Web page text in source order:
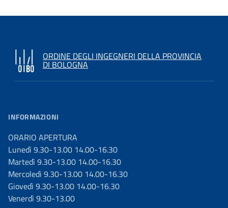
ORDINE DEGLI INGEGNERI DELLA PROVINCIA
DI BOLOGNA
INFORMAZIONI
ORARIO APERTURA
Lunedì 9.30-13.00 14.00-16.30
Martedì 9.30-13.00 14.00-16.30
Mercoledì 9.30-13.00 14.00-16.30
Giovedì 9.30-13.00 14.00-16.30
Venerdì 9.30-13.00